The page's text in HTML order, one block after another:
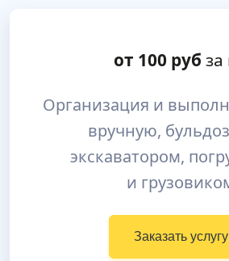
от 100 руб за
Организация и
вручную,
экскаватором,
и
Заказать услугу